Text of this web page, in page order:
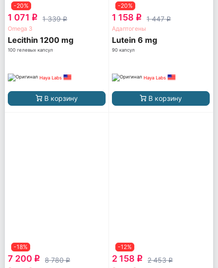
-20%
1 071 q 1 339q
Omega 3
Lecithin 1200 mg
100 гелевых капсул
Haya Labs
В корзину
-20%
1 158 q 1 447q
Адаптогены
Lutein 6 mg
90 капсул
Haya Labs
В корзину
-18%
7 200 q 8 780q
-12%
2 158 q 2 453q